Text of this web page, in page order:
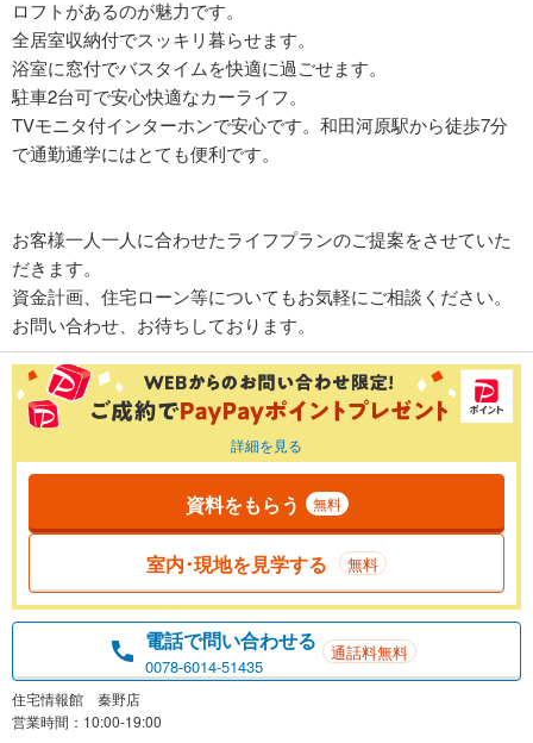
ロフトがあるのが魅力です。
全居室収納付でスッキリ暮らせます。
浴室に窓付でバスタイムを快適に過ごせます。
駐車2台可で安心快適なカーライフ。
TVモニタ付インターホンで安心です。和田河原駅から徒歩7分
で通勤通学にはとても便利です。
お客様一人一人に合わせたライフプランのご提案をさせていた
だきます。
資金計画、住宅ローン等についてもお気軽にご相談ください。
お問い合わせ、お待ちしております。
詳細を見る
資料をもらう 無料
室内･現地を見学する 無料
電話で問い合わせる
0078-6014-51435
通話料無料
住宅情報館 秦野店
営業時間：10:00-19:00